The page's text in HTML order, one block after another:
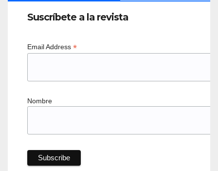
Suscríbete a la revista
Email Address *
Nombre